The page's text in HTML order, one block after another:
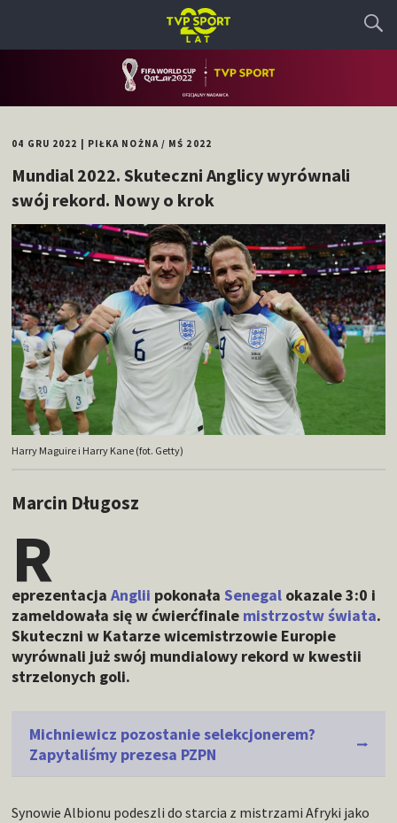
04 GRU 2022 PIŁKA NOŻNA/ MŚ 2022
Mundial 2022. Skuteczni Anglicy wyrównali
swój rekord. Nowy o krok
Harry Maguire i Harry Kane (fot. Getty)
Marcin Długosz
R
eprezentacjaAnglii pokonałaSenegal okazale 3:0 i
zameldowała się w ćwierćfinale mistrzostw świata.
Skuteczni w Katarze wicemistrzowie Europie
wyrównali już swój mundialowy rekord w kwestii
strzelonych goli.
Michniewicz pozostanie selekcjonerem?
Zapytaliśmy prezesa PZPN
Synowie Albionu podeszli do starcia z mistrzami Afryki jako